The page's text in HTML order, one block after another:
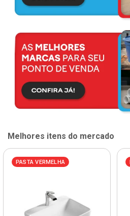
Melhores itens do mercado
PASTA VERMELHA